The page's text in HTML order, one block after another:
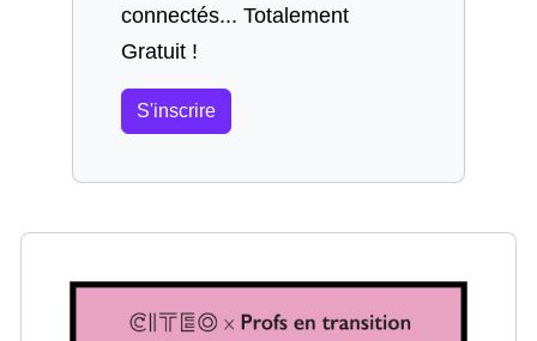
connectés... Totalement
Gratuit !
S'inscrire